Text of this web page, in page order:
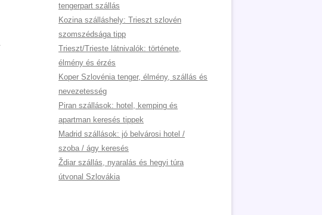
tengerpart szállás
Kozina szálláshely: Trieszt szlovén
szomszédsága tipp
Trieszt/Trieste látnivalók: története,
élmény és érzés
Koper Szlovénia tenger, élmény, szállás és
nevezetesség
Piran szállások: hotel, kemping és
apartman keresés tippek
Madrid szállások: jó belvárosi hotel /
szoba / ágy keresés
Ždiar szállás, nyaralás és hegyi túra
útvonal Szlovákia